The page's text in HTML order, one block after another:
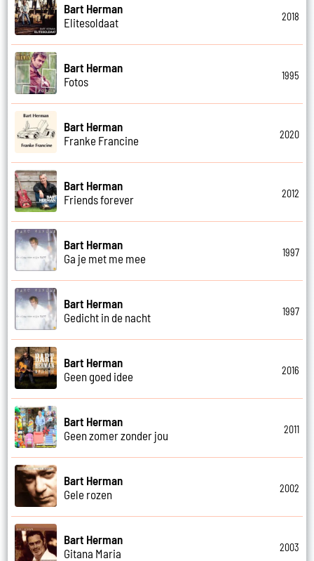
Bart Herman
Elitesoldaat
2018
Bart Herman
Fotos
1995
Bart Herman
Franke Francine
2020
Bart Herman
Friends forever
2012
Bart Herman
Ga je met me mee
1997
Bart Herman
Gedicht in de nacht
1997
Bart Herman
Geen goed idee
2016
Bart Herman
Geen zomer zonder jou
2011
Bart Herman
Gele rozen
2002
Bart Herman
Gitana Maria
2003